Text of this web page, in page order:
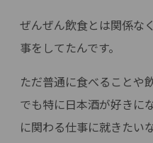
ぜんぜん飲食とは関係な
事をしてたんです。
ただ普通に食べることや
でも特に日本酒が好きに
に関わる仕事に就きたい